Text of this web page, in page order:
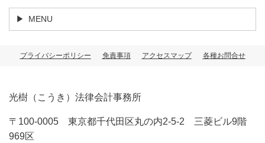
MENU
プライバシーポリシー 免責事項 アクセスマップ 各種お問合せ
光樹（こうき）法律会計事務所
〒100-0005 東京都千代田区丸の内2-5-2 三菱ビル9階
969区